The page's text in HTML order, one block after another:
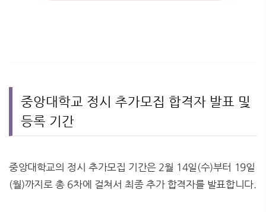
중앙대학교 정시 추가모집 합격자 발표 및
등록 기간
중앙대학교의 정시 추가모집 기간은 2월 14일(수)부터 19일
(월)까지로 총 6차에 걸쳐서 최종 추가 합격자를 발표합니다.